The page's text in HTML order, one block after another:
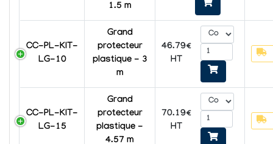
1.5 m
CC-PL-KIT-
LG-10
Grand
protecteur
plastique - 3
m
46.79€
HT
CC-PL-KIT-
LG-15
Grand
protecteur
plastique -
4.57 m
70.19€
HT